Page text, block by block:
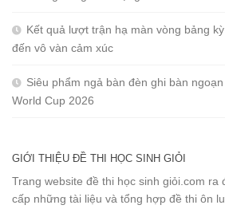
Kết quả lượt trận hạ màn vòng bảng
đến vô vàn cảm xúc
Siêu phẩm ngả bàn đèn ghi bàn
World Cup 2026
GIỚI THIỆU ĐỀ THI HỌC SINH GIỎI
Trang website đề thi học sinh giỏi.com ra
cấp những tài liệu và tổng hợp đề thi ôn